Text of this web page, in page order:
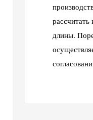
рассчитать
длины.